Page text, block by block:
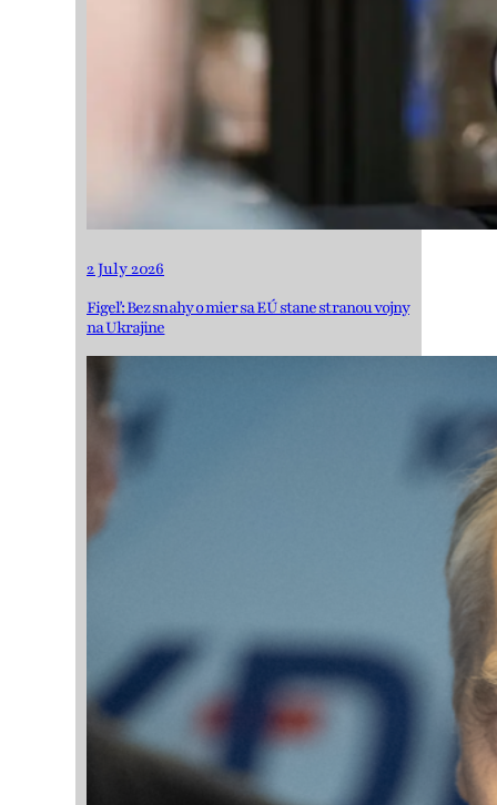
2 July 2026
Figeľ: Bez snahy o mier sa EÚ stane stranou vojny
na Ukrajine